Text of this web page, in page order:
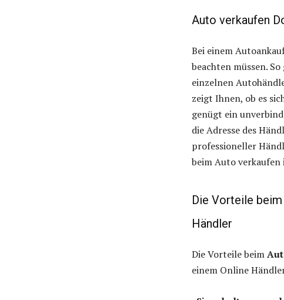
Auto verkaufen
Bei einem
beachten müssen.
einzelnen
zeigt Ihnen, ob es
genügt ein
die Adresse des
professioneller
beim Auto
Die Vorteile
Händler
Die Vorteile beim
einem Online